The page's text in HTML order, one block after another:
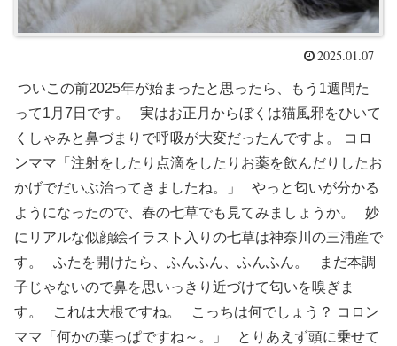
2025.01.07
ついこの前2025年が始まったと思ったら、もう1週間た
って1月7日です。 実はお正月からぼくは猫風邪をひいて
くしゃみと鼻づまりで呼吸が大変だったんですよ。 コロ
ンママ「注射をしたり点滴をしたりお薬を飲んだりしたお
かげでだいぶ治ってきましたね。」 やっと匂いが分かる
ようになったので、春の七草でも見てみましょうか。 妙
にリアルな似顔絵イラスト入りの七草は神奈川の三浦産で
す。 ふたを開けたら、ふんふん、ふんふん。 まだ本調
子じゃないので鼻を思いっきり近づけて匂いを嗅ぎま
す。 これは大根ですね。 こっちは何でしょう？ コロン
ママ「何かの葉っぱですね～。」 とりあえず頭に乗せて